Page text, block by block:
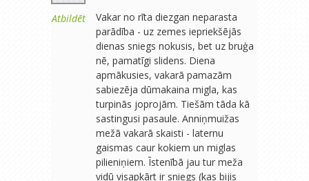
Atbildēt
Vakar no rīta diezgan neparasta
parādība - uz zemes iepriekšējās
dienas sniegs nokusis, bet uz bruģa
nē, pamatīgi slidens. Diena
apmākusies, vakarā pamazām
sabiezēja dūmakaina migla, kas
turpinās joprojām. Tiešām tāda kā
sastingusi pasaule. Anniņmuižas
mežā vakarā skaisti - laternu
gaismas caur kokiem un miglas
pilieniņiem. Īstenībā jau tur meža
vidū visapkārt ir sniegs (kas bijis